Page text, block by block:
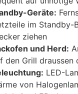
Geräte:
im Standby-
ziehen
und Herd:
den Grill draussen
LED-
von